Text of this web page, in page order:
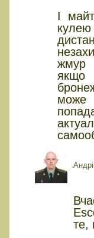
І
жмур
те,